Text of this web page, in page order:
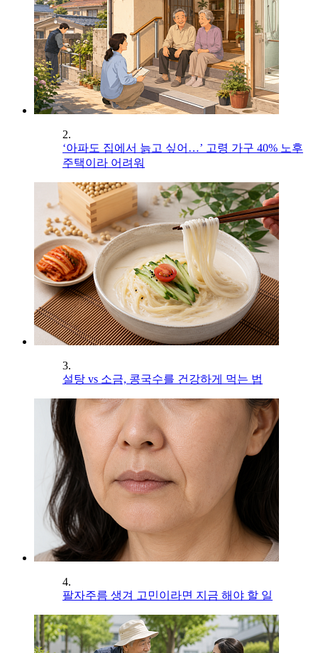
2.
‘아파도 집에서 늙고 싶어…’ 고령 가구 40% 노후
주택이라 어려워
3.
설탕 vs 소금, 콩국수를 건강하게 먹는 법
4.
팔자주름 생겨 고민이라면 지금 해야 할 일